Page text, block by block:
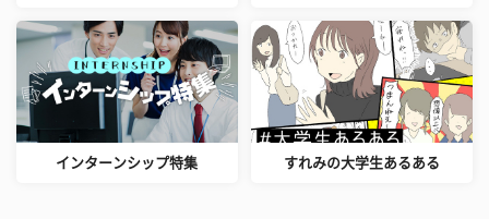
インターンシップ特集 すれみの大学生あるある